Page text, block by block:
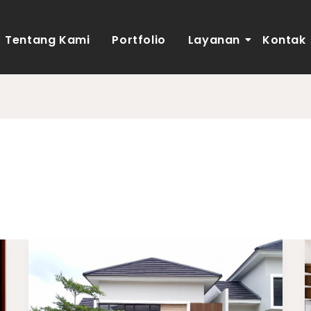
Tentang Kami Portfolio Layanan Kontak
Rumah
Dengan